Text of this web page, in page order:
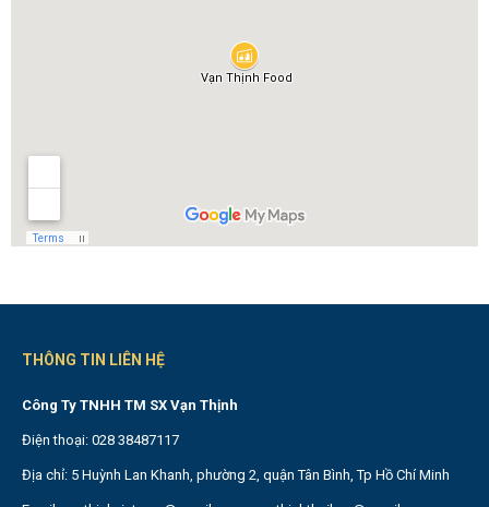
THÔNG TIN LIÊN HỆ
Công Ty TNHH TM SX Vạn Thịnh
Điện thoại: 028 38487117
Địa chỉ: 5 Huỳnh Lan Khanh, phường 2, quận Tân Bình, Tp Hồ Chí Minh